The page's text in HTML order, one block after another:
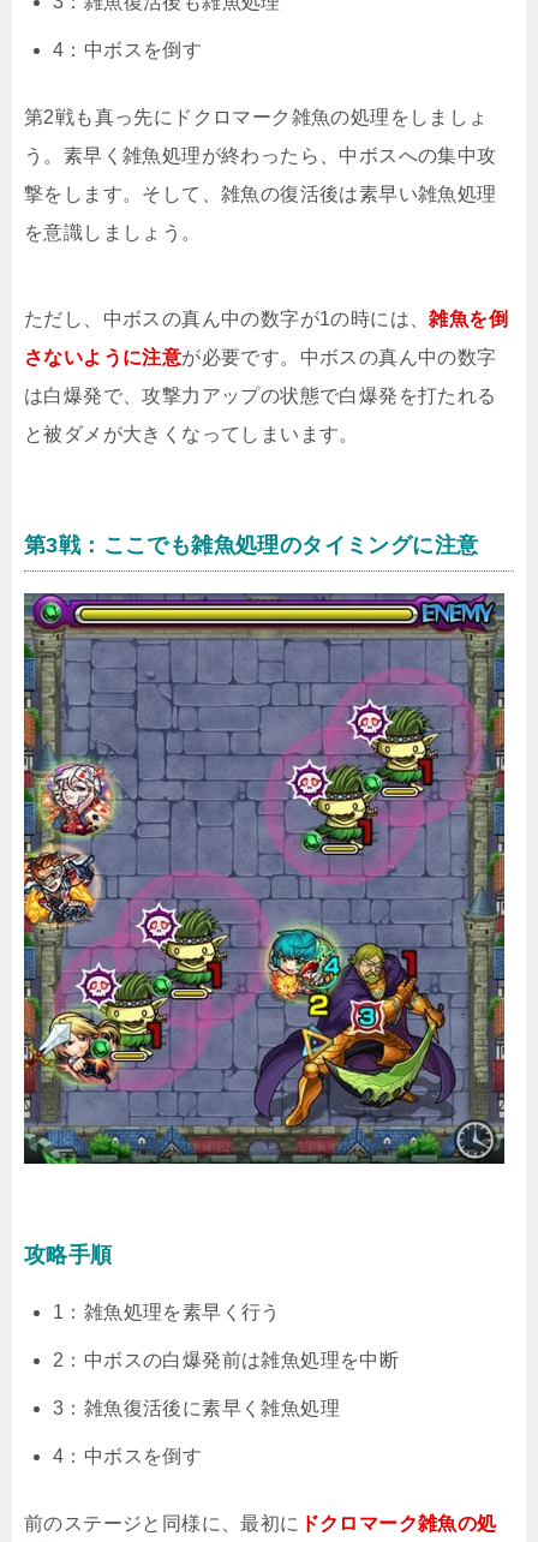
4：中ボスを倒す
第2戦も真っ先にドクロマーク雑魚の処理をしましょ
う。素早く雑魚処理が終わったら、中ボスへの集中攻
撃をします。そして、雑魚の復活後は素早い雑魚処理
を意識しましょう。
ただし、中ボスの真ん中の数字が1の時には、雑魚を倒
さないように注意が必要です。中ボスの真ん中の数字
は白爆発で、攻撃力アップの状態で白爆発を打たれる
と被ダメが大きくなってしまいます。
第3戦：ここでも雑魚処理のタイミングに注意
攻略手順
1：雑魚処理を素早く行う
2：中ボスの白爆発前は雑魚処理を中断
3：雑魚復活後に素早く雑魚処理
4：中ボスを倒す
前のステージと同様に、最初に ドクロマーク雑魚の処